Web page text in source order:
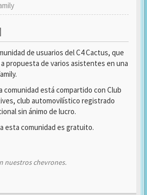
de usuarios del C4 Cactus, que
a propuesta de varios asistentes en una
comunidad está compartido con Club
club automovilístico registrado
sin ánimo de lucro.
esta comunidad es gratuito.
nuestros chevrones.